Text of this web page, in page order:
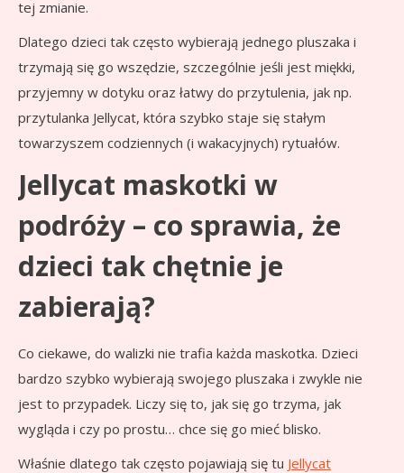
tej zmianie.
Dlatego dzieci tak często wybierają jednego pluszaka i
trzymają się go wszędzie, szczególnie jeśli jest miękki,
przyjemny w dotyku oraz łatwy do przytulenia, jak np.
przytulanka Jellycat, która szybko staje się stałym
towarzyszem codziennych (i wakacyjnych) rytuałów.
Jellycat maskotki w
podróży – co sprawia, że
dzieci tak chętnie je
zabierają?
Co ciekawe, do walizki nie trafia każda maskotka. Dzieci
bardzo szybko wybierają swojego pluszaka i zwykle nie
jest to przypadek. Liczy się to, jak się go trzyma, jak
wygląda i czy po prostu… chce się go mieć blisko.
Właśnie dlatego tak często pojawiają się tu Jellycat